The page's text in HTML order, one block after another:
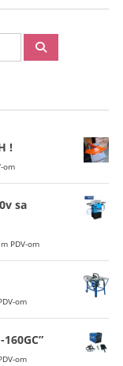
!
om
sa
PDV-om
om
om